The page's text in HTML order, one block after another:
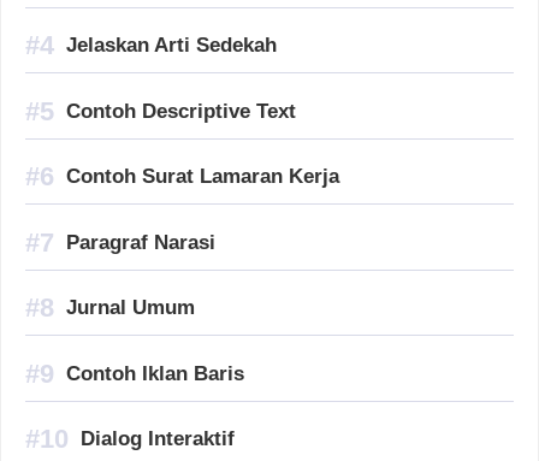
Jelaskan Arti Sedekah
Contoh Descriptive Text
Contoh Surat Lamaran Kerja
Paragraf Narasi
Jurnal Umum
Contoh Iklan Baris
Dialog Interaktif